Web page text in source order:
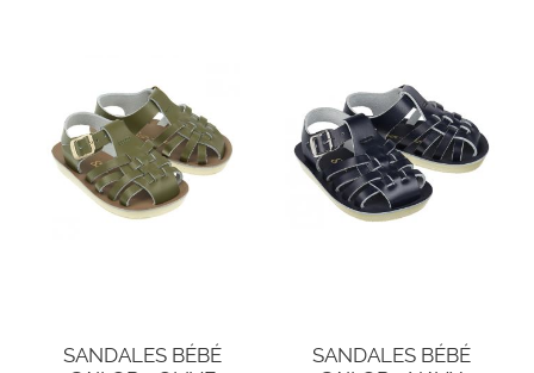
SANDALES BÉBÉ
SANDALES BÉBÉ